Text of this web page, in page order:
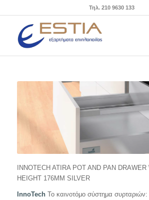
Τηλ. 210 9630 133
INNOTECH ATIRA POT AND PAN
HEIGHT 176MM SILVER
InnoTech Το καινοτόμο σύστημα